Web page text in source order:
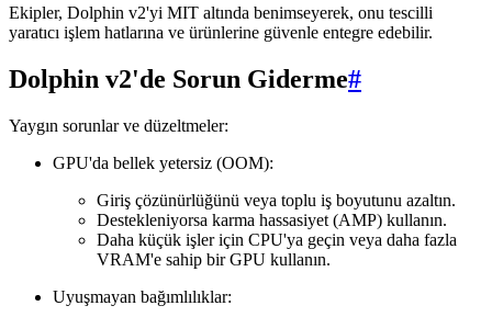
Ekipler, Dolphin v2'yi MIT altında benimseyerek, onu tescilli
yaratıcı işlem hatlarına ve ürünlerine güvenle entegre edebilir.
Dolphin v2'de Sorun Giderme#
Yaygın sorunlar ve düzeltmeler:
GPU'da bellek yetersiz (OOM):
Giriş çözünürlüğünü veya toplu iş boyutunu azaltın.
Destekleniyorsa karma hassasiyet (AMP) kullanın.
Daha küçük işler için CPU'ya geçin veya daha fazla
VRAM'e sahip bir GPU kullanın.
Uyuşmayan bağımlılıklar: